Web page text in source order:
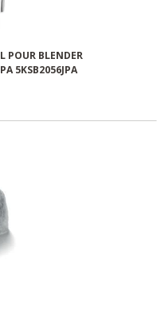
POUR BLENDER
5KSB2056JPA